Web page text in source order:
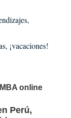
¡vacaciones!
online
Perú,